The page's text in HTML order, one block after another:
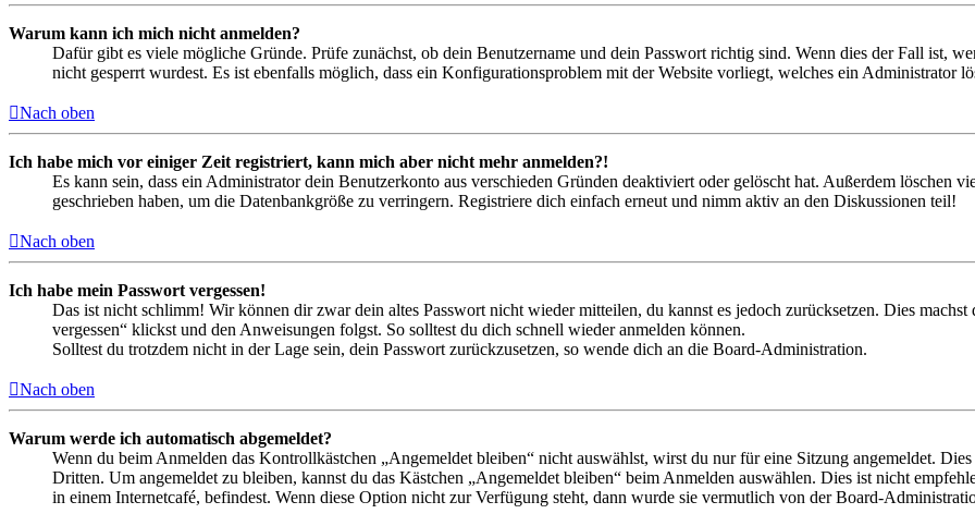
Warum kann ich mich nicht anmelden?
Dafür gibt es viele mögliche Gründe. Prüfe zunächst, ob dein Benutzername und dein Passwort richtig sind. Wenn dies der Fall ist,
nicht gesperrt wurdest. Es ist ebenfalls möglich, dass ein Konfigurationsproblem mit der Website vorliegt, welches ein Administrator
Nach oben
Ich habe mich vor einiger Zeit registriert, kann mich aber nicht mehr anmelden?!
Es kann sein, dass ein Administrator dein Benutzerkonto aus verschieden Gründen deaktiviert oder gelöscht hat. Außerdem löschen
geschrieben haben, um die Datenbankgröße zu verringern. Registriere dich einfach erneut und nimm aktiv an den Diskussionen teil!
Nach oben
Ich habe mein Passwort vergessen!
Das ist nicht schlimm! Wir können dir zwar dein altes Passwort nicht wieder mitteilen, du kannst es jedoch zurücksetzen. Dies
vergessen“ klickst und den Anweisungen folgst. So solltest du dich schnell wieder anmelden können.
Solltest du trotzdem nicht in der Lage sein, dein Passwort zurückzusetzen, so wende dich an die Board-Administration.
Nach oben
Warum werde ich automatisch abgemeldet?
Wenn du beim Anmelden das Kontrollkästchen „Angemeldet bleiben“ nicht auswählst, wirst du nur für eine Sitzung angemeldet.
Dritten. Um angemeldet zu bleiben, kannst du das Kästchen „Angemeldet bleiben“ beim Anmelden auswählen. Dies ist nicht
in einem Internetcafé, befindest. Wenn diese Option nicht zur Verfügung steht, dann wurde sie vermutlich von der Board-